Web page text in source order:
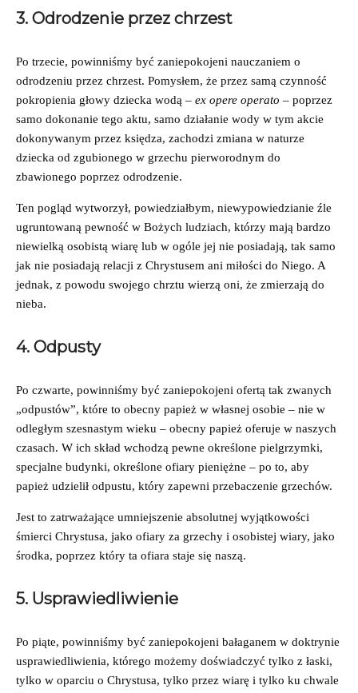
3. Odrodzenie przez chrzest
Po trzecie, powinniśmy być zaniepokojeni nauczaniem o
odrodzeniu przez chrzest. Pomysłem, że przez samą czynność
pokropienia głowy dziecka wodą – ex opere operato – poprzez
samo dokonanie tego aktu, samo działanie wody w tym akcie
dokonywanym przez księdza, zachodzi zmiana w naturze
dziecka od zgubionego w grzechu pierworodnym do
zbawionego poprzez odrodzenie.
Ten pogląd wytworzył, powiedziałbym, niewypowiedzianie źle
ugruntowaną pewność w Bożych ludziach, którzy mają bardzo
niewielką osobistą wiarę lub w ogóle jej nie posiadają, tak samo
jak nie posiadają relacji z Chrystusem ani miłości do Niego. A
jednak, z powodu swojego chrztu wierzą oni, że zmierzają do
nieba.
4. Odpusty
Po czwarte, powinniśmy być zaniepokojeni ofertą tak zwanych
„odpustów”, które to obecny papież w własnej osobie – nie w
odległym szesnastym wieku – obecny papież oferuje w naszych
czasach. W ich skład wchodzą pewne określone pielgrzymki,
specjalne budynki, określone ofiary pieniężne – po to, aby
papież udzielił odpustu, który zapewni przebaczenie grzechów.
Jest to zatrważające umniejszenie absolutnej wyjątkowości
śmierci Chrystusa, jako ofiary za grzechy i osobistej wiary, jako
środka, poprzez który ta ofiara staje się naszą.
5. Usprawiedliwienie
Po piąte, powinniśmy być zaniepokojeni bałaganem w doktrynie
usprawiedliwienia, którego możemy doświadczyć tylko z łaski,
tylko w oparciu o Chrystusa, tylko przez wiarę i tylko ku chwale